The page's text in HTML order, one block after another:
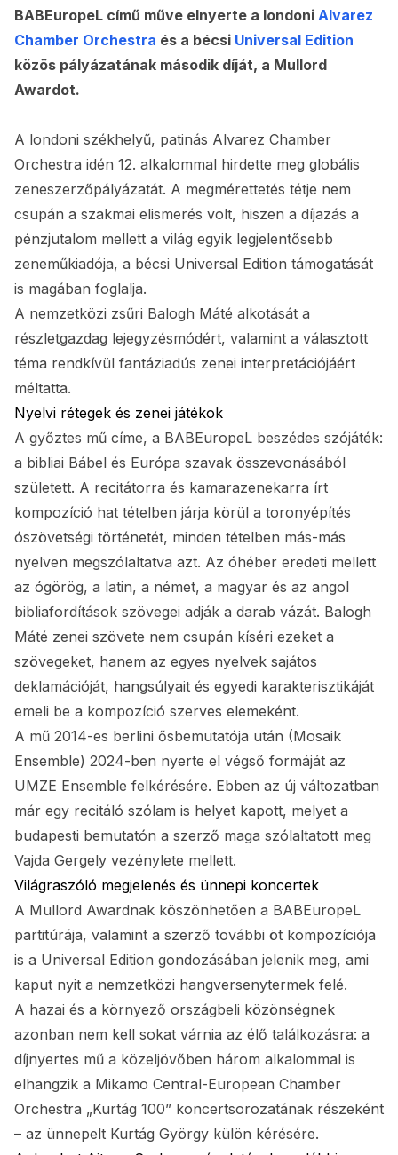
BABEuropeL című műve elnyerte a londoni Alvarez
Chamber Orchestra és a bécsi Universal Edition
közös pályázatának második díját, a Mullord
Awardot.
A londoni székhelyű, patinás Alvarez Chamber
Orchestra idén 12. alkalommal hirdette meg globális
zeneszerzőpályázatát. A megmérettetés tétje nem
csupán a szakmai elismerés volt, hiszen a díjazás a
pénzjutalom mellett a világ egyik legjelentősebb
zeneműkiadója, a bécsi Universal Edition támogatását
is magában foglalja.
A nemzetközi zsűri Balogh Máté alkotását a
részletgazdag lejegyzésmódért, valamint a választott
téma rendkívül fantáziadús zenei interpretációjáért
méltatta.
Nyelvi rétegek és zenei játékok
A győztes mű címe, a BABEuropeL beszédes szójáték:
a bibliai Bábel és Európa szavak összevonásából
született. A recitátorra és kamarazenekarra írt
kompozíció hat tételben járja körül a toronyépítés
ószövetségi történetét, minden tételben más-más
nyelven megszólaltatva azt. Az óhéber eredeti mellett
az ógörög, a latin, a német, a magyar és az angol
bibliafordítások szövegei adják a darab vázát. Balogh
Máté zenei szövete nem csupán kíséri ezeket a
szövegeket, hanem az egyes nyelvek sajátos
deklamációját, hangsúlyait és egyedi karakterisztikáját
emeli be a kompozíció szerves elemeként.
A mű 2014-es berlini ősbemutatója után (Mosaik
Ensemble) 2024-ben nyerte el végső formáját az
UMZE Ensemble felkérésére. Ebben az új változatban
már egy recitáló szólam is helyet kapott, melyet a
budapesti bemutatón a szerző maga szólaltatott meg
Vajda Gergely vezénylete mellett.
Világraszóló megjelenés és ünnepi koncertek
A Mullord Awardnak köszönhetően a BABEuropeL
partitúrája, valamint a szerző további öt kompozíciója
is a Universal Edition gondozásában jelenik meg, ami
kaput nyit a nemzetközi hangversenytermek felé.
A hazai és a környező országbeli közönségnek
azonban nem kell sokat várnia az élő találkozásra: a
díjnyertes mű a közeljövőben három alkalommal is
elhangzik a Mikamo Central-European Chamber
Orchestra „Kurtág 100” koncertsorozatának részeként
– az ünnepelt Kurtág György külön kérésére.